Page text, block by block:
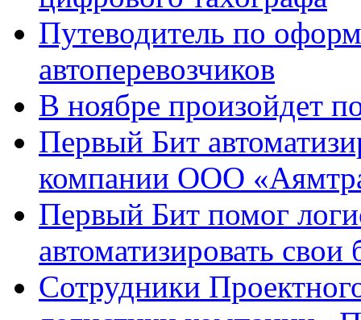
Путеводитель по
автоперевозчиков
В ноябре произойдет
Первый Бит
компании ООО
Первый Бит помог
автоматизировать
Сотрудники